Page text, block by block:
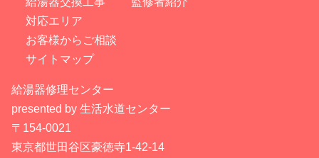
対応エリア
お客様からご相談
サイトマップ
給湯器修理センター
presented by 生活水道センター
〒154-0021
東京都世田谷区豪徳寺1-42-14